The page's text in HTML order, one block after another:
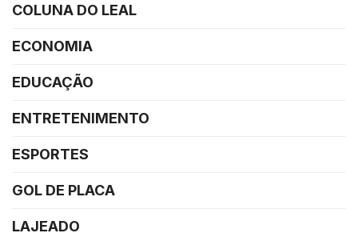
COLUNA DO LEAL
ECONOMIA
EDUCAÇÃO
ENTRETENIMENTO
ESPORTES
GOL DE PLACA
LAJEADO